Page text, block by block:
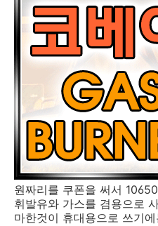
원짜리를 쿠폰을 써서
휘발유와 가스를 겸용으로
마한것이 휴대용으로 쓰기